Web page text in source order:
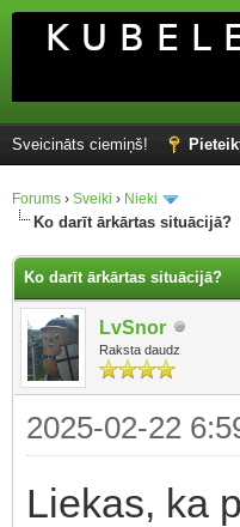
Sveicināts ciemiņš!
Forums › Sveiki › Nieki
Ko darīt ārkārtas situācijā?
Ko darīt ārkārtas situācijā?
LvSnor
Raksta daudz
2025-02-22
Liekas, ka